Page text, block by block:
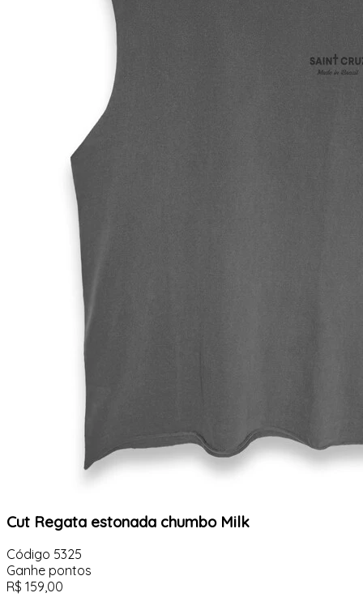
Cut Regata estonada chumbo Milk
Código 5325
Ganhe pontos
R$ 159,00